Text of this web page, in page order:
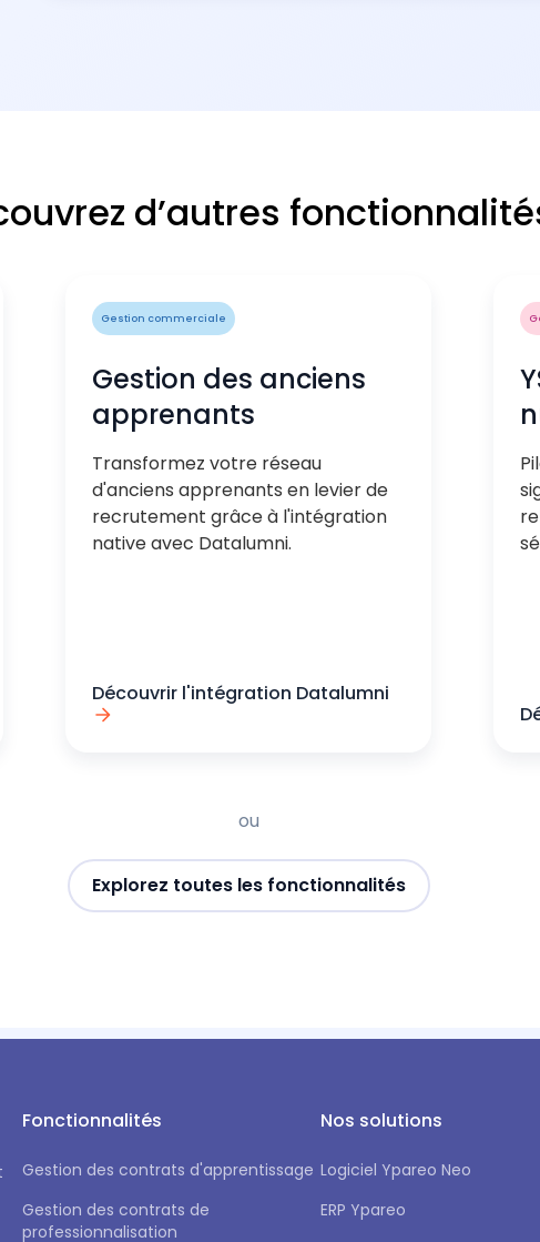
d’autres
Gestion commerciale
Gestion des anciens
apprenants
Transformez votre réseau
d'anciens apprenants en levier de
recrutement grâce à l'intégration
native avec Datalumni.
Découvrir l'intégration Datalumni
ou
Explorez toutes les fonctionnalités
Fonctionnalités
Gestion des contrats d'apprentissage
Gestion des contrats de
professionnalisation
Nos solutions
Logiciel Ypareo Neo
ERP Ypareo